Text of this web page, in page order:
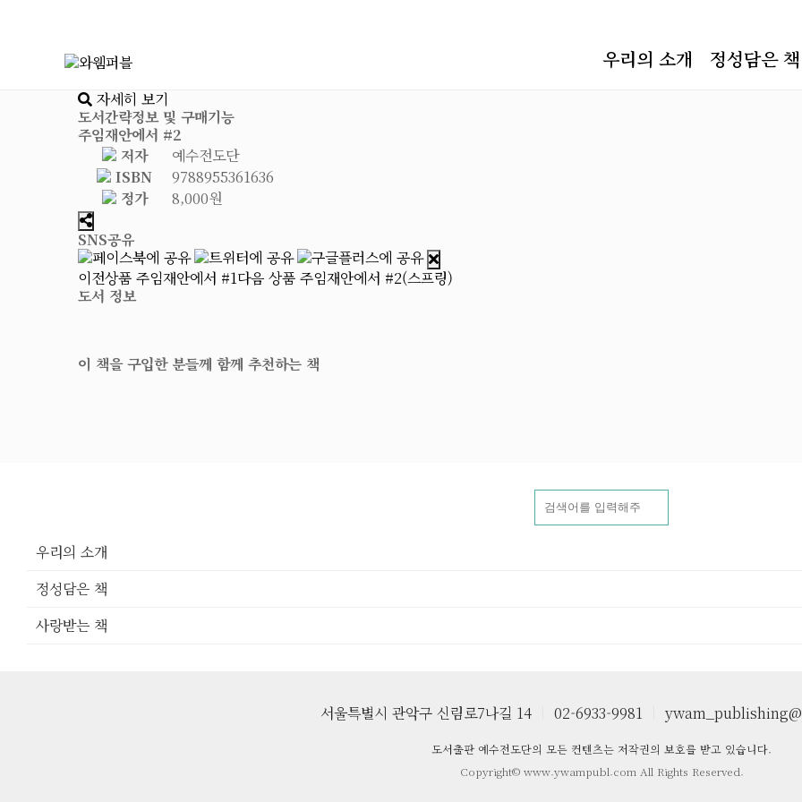
우리의 소개 정성담은 책
자세히 보기
도서간략정보 및 구매기능
주임재안에서 #2
저자
예수전도단
ISBN
9788955361636
정가
8,000원
SNS공유
이전상품 주임재안에서 #1다음 상품 주임재안에서 #2(스프링)
도서 정보
이 책을 구입한 분들께 함께 추천하는 책
우리의 소개
정성담은 책
사랑받는 책
서울특별시 관악구 신림로7나길 14 02-6933-9981
도서출판 예수전도단의 모든 컨텐츠는 저작권의 보호를 받고 있습니다.
Copyright© www.ywampubl.com All Rights Reserved.